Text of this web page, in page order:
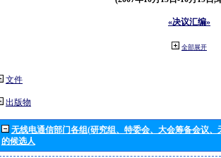
«决议汇编»
全部展开
文件
出版物
无线电通信部门各组(研究组、特委会、大会筹备会议
的候选人